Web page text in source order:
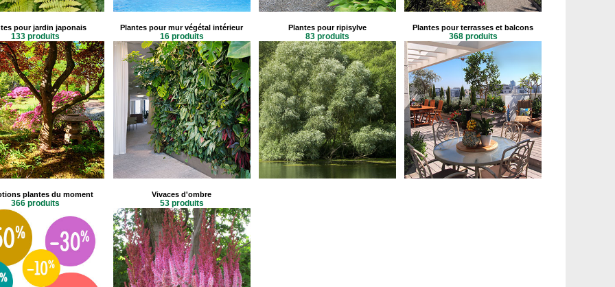
pour jardin japonais
133 produits
Plantes pour mur végétal intérieur
16 produits
Plantes pour ripisylve
83 produits
Plantes pour terrasses et balcons
368 produits
plantes du moment
366 produits
Vivaces d'ombre
53 produits